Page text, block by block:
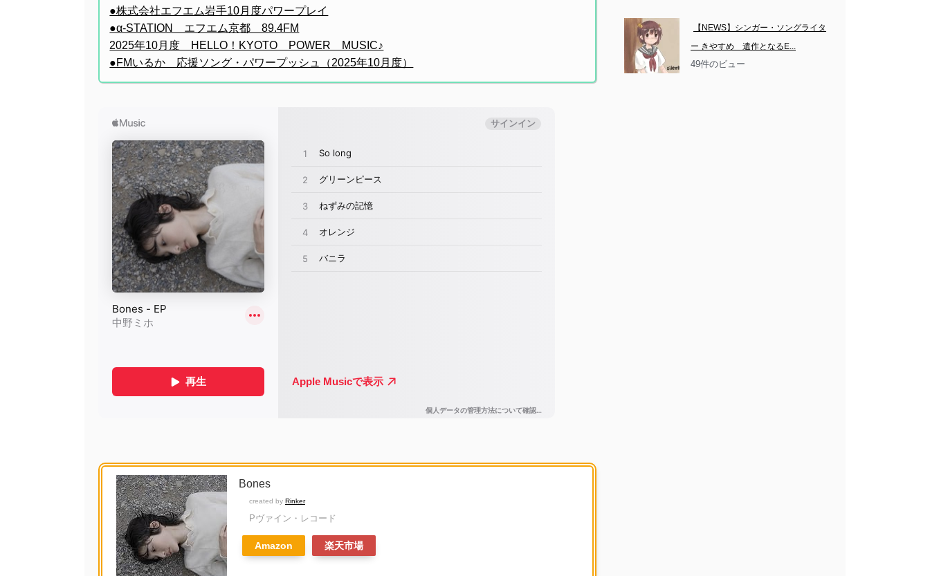
●株式会社エフエム岩手10月度パワープレイ
●α-STATION エフエム京都 89.4FM
2025年10月度 HELLO！KYOTO POWER MUSIC♪
●FMいるか 応援ソング・パワープッシュ（2025年10月度）
Bones
created by Rinker
Pヴァイン・レコード
Amazon 楽天市場
【NEWS】シンガー・ソングライタ
ー きやすめ　遺作となるE...
49件のビュー